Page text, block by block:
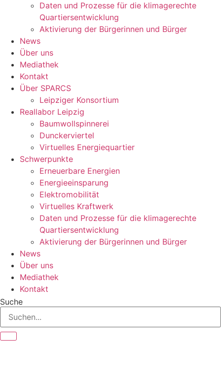
Daten und Prozesse für die klimagerechte
Quartiersentwicklung
Aktivierung der Bürgerinnen und Bürger
News
Über uns
Mediathek
Kontakt
Über SPARCS
Leipziger Konsortium
Reallabor Leipzig
Baumwollspinnerei
Dunckerviertel
Virtuelles Energiequartier
Schwerpunkte
Erneuerbare Energien
Energieeinsparung
Elektromobilität
Virtuelles Kraftwerk
Daten und Prozesse für die klimagerechte
Quartiersentwicklung
Aktivierung der Bürgerinnen und Bürger
News
Über uns
Mediathek
Kontakt
Suche